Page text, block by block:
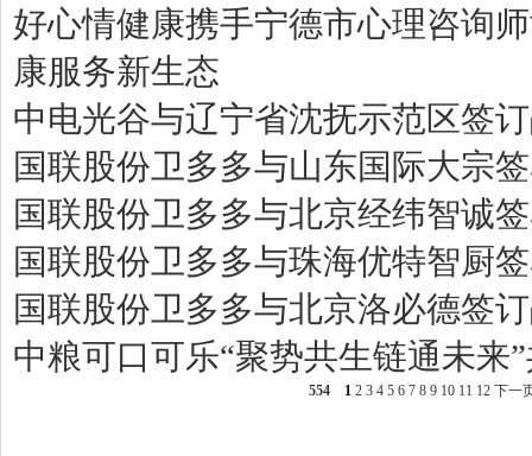
好心情健康携手宁德市心理咨询
康服务新生态
中电光谷与辽宁省沈抚示范区签
国联股份卫多多与山东国际大宗
国联股份卫多多与北京经纬智诚
国联股份卫多多与珠海优特智厨
国联股份卫多多与北京洛必德签
中粮可口可乐“聚势共生链通未来
554 1 2 3 4 5 6 7 8 9 10 11 12 下一